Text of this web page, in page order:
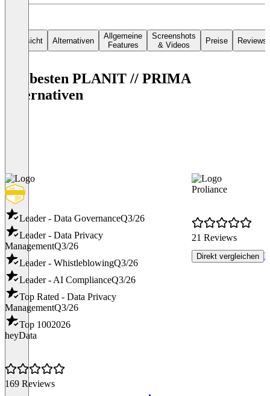
Übersicht Alternativen
Allgemeine
Features
Screenshots
& Videos
Preise Reviews
Die besten PLANIT // PRIMA
Alternativen
Leader - Data GovernanceQ3/26
Leader - Data Privacy
ManagementQ3/26
Leader - WhistleblowingQ3/26
Leader - AI ComplianceQ3/26
Top Rated - Data Privacy
ManagementQ3/26
Top 1002026
heyData
169 Reviews
Proliance
21 Reviews
Direkt vergleichen